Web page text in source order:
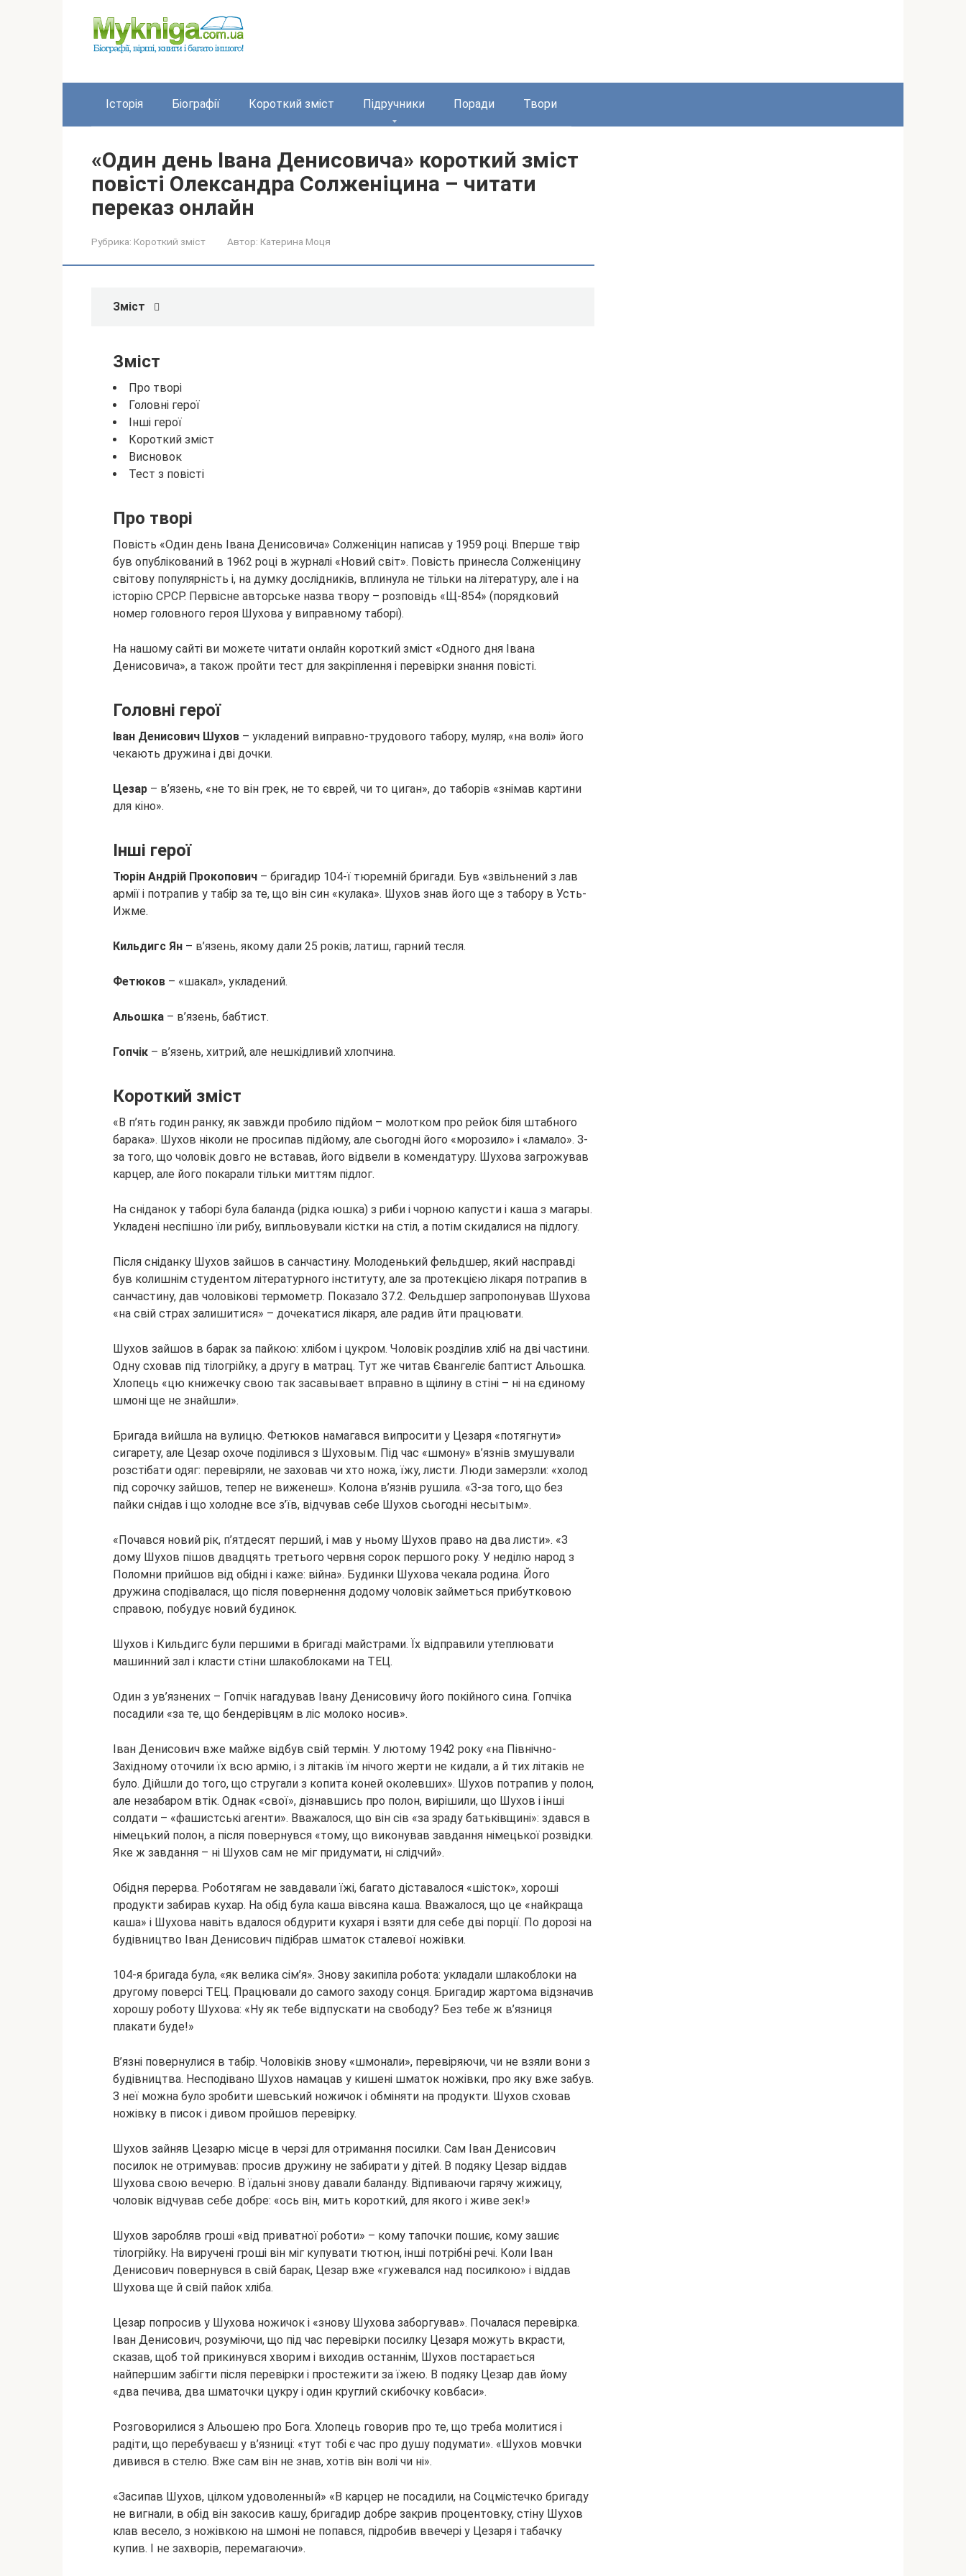
Історія Біографії Короткий зміст Підручники Поради Твори
«Один день Івана Денисовича» короткий зміст
повісті Олександра Солженіцина – читати
переказ онлайн
Рубрика: Короткий зміст Автор: Катерина Моця
Зміст
Зміст
Про творі
Головні герої
Інші герої
Короткий зміст
Висновок
Тест з повісті
Про творі
Повість «Один день Івана Денисовича» Солженіцин написав у 1959 році. Вперше твір
був опублікований в 1962 році в журналі «Новий світ». Повість принесла Солженіцину
світову популярність і, на думку дослідників, вплинула не тільки на літературу, але і на
історію СРСР. Первісне авторське назва твору – розповідь «Щ-854» (порядковий
номер головного героя Шухова у виправному таборі).
На нашому сайті ви можете читати онлайн короткий зміст «Одного дня Івана
Денисовича», а також пройти тест для закріплення і перевірки знання повісті.
Головні герої
Іван Денисович Шухов – укладений виправно-трудового табору, муляр, «на волі» його
чекають дружина і дві дочки.
Цезар – в’язень, «не то він грек, не то єврей, чи то циган», до таборів «знімав картини
для кіно».
Інші герої
Тюрін Андрій Прокопович – бригадир 104-ї тюремній бригади. Був «звільнений з лав
армії і потрапив у табір за те, що він син «кулака». Шухов знав його ще з табору в Усть-
Ижме.
Кильдигс Ян – в’язень, якому дали 25 років; латиш, гарний тесля.
Фетюков – «шакал», укладений.
Альошка – в’язень, бабтист.
Гопчік – в’язень, хитрий, але нешкідливий хлопчина.
Короткий зміст
«В п’ять годин ранку, як завжди пробило підйом – молотком про рейок біля штабного
барака». Шухов ніколи не просипав підйому, але сьогодні його «морозило» і «ламало». З-
за того, що чоловік довго не вставав, його відвели в комендатуру. Шухова загрожував
карцер, але його покарали тільки миттям підлог.
На сніданок у таборі була баланда (рідка юшка) з риби і чорною капусти і каша з магары.
Укладені неспішно їли рибу, випльовували кістки на стіл, а потім скидалися на підлогу.
Після сніданку Шухов зайшов в санчастину. Молоденький фельдшер, який насправді
був колишнім студентом літературного інституту, але за протекцією лікаря потрапив в
санчастину, дав чоловікові термометр. Показало 37.2. Фельдшер запропонував Шухова
«на свій страх залишитися» – дочекатися лікаря, але радив йти працювати.
Шухов зайшов в барак за пайкою: хлібом і цукром. Чоловік розділив хліб на дві частини.
Одну сховав під тілогрійку, а другу в матрац. Тут же читав Євангеліє баптист Альошка.
Хлопець «цю книжечку свою так засавывает вправно в щілину в стіні – ні на єдиному
шмоні ще не знайшли».
Бригада вийшла на вулицю. Фетюков намагався випросити у Цезаря «потягнути»
сигарету, але Цезар охоче поділився з Шуховым. Під час «шмону» в’язнів змушували
розстібати одяг: перевіряли, не заховав чи хто ножа, їжу, листи. Люди замерзли: «холод
під сорочку зайшов, тепер не виженеш». Колона в’язнів рушила. «З-за того, що без
пайки снідав і що холодне все з’їв, відчував себе Шухов сьогодні несытым».
«Почався новий рік, п’ятдесят перший, і мав у ньому Шухов право на два листи». «З
дому Шухов пішов двадцять третього червня сорок першого року. У неділю народ з
Поломни прийшов від обідні і каже: війна». Будинки Шухова чекала родина. Його
дружина сподівалася, що після повернення додому чоловік займеться прибутковою
справою, побудує новий будинок.
Шухов і Кильдигс були першими в бригаді майстрами. Їх відправили утеплювати
машинний зал і класти стіни шлакоблоками на ТЕЦ.
Один з ув’язнених – Гопчік нагадував Івану Денисовичу його покійного сина. Гопчіка
посадили «за те, що бендерівцям в ліс молоко носив».
Іван Денисович вже майже відбув свій термін. У лютому 1942 року «на Північно-
Західному оточили їх всю армію, і з літаків їм нічого жерти не кидали, а й тих літаків не
було. Дійшли до того, що стругали з копита коней околевших». Шухов потрапив у полон,
але незабаром втік. Однак «свої», дізнавшись про полон, вирішили, що Шухов і інші
солдати – «фашистські агенти». Вважалося, що він сів «за зраду батьківщині»: здався в
німецький полон, а після повернувся «тому, що виконував завдання німецької розвідки.
Яке ж завдання – ні Шухов сам не міг придумати, ні слідчий».
Обідня перерва. Роботягам не завдавали їжі, багато діставалося «шісток», хороші
продукти забирав кухар. На обід була каша вівсяна каша. Вважалося, що це «найкраща
каша» і Шухова навіть вдалося обдурити кухаря і взяти для себе дві порції. По дорозі на
будівництво Іван Денисович підібрав шматок сталевої ножівки.
104-я бригада була, «як велика сім’я». Знову закипіла робота: укладали шлакоблоки на
другому поверсі ТЕЦ. Працювали до самого заходу сонця. Бригадир жартома відзначив
хорошу роботу Шухова: «Ну як тебе відпускати на свободу? Без тебе ж в’язниця
плакати буде!»
В’язні повернулися в табір. Чоловіків знову «шмонали», перевіряючи, чи не взяли вони з
будівництва. Несподівано Шухов намацав у кишені шматок ножівки, про яку вже забув.
З неї можна було зробити шевський ножичок і обміняти на продукти. Шухов сховав
ножівку в писок і дивом пройшов перевірку.
Шухов зайняв Цезарю місце в черзі для отримання посилки. Сам Іван Денисович
посилок не отримував: просив дружину не забирати у дітей. В подяку Цезар віддав
Шухова свою вечерю. В їдальні знову давали баланду. Відпиваючи гарячу жижицу,
чоловік відчував себе добре: «ось він, мить короткий, для якого і живе зек!»
Шухов заробляв гроші «від приватної роботи» – кому тапочки пошиє, кому зашиє
тілогрійку. На виручені гроші він міг купувати тютюн, інші потрібні речі. Коли Іван
Денисович повернувся в свій барак, Цезар вже «гужевался над посилкою» і віддав
Шухова ще й свій пайок хліба.
Цезар попросив у Шухова ножичок і «знову Шухова заборгував». Почалася перевірка.
Іван Денисович, розуміючи, що під час перевірки посилку Цезаря можуть вкрасти,
сказав, щоб той прикинувся хворим і виходив останнім, Шухов постарається
найпершим забігти після перевірки і простежити за їжею. В подяку Цезар дав йому
«два печива, два шматочки цукру і один круглий скибочку ковбаси».
Розговорилися з Альошею про Бога. Хлопець говорив про те, що треба молитися і
радіти, що перебуваєш у в’язниці: «тут тобі є час про душу подумати». «Шухов мовчки
дивився в стелю. Вже сам він не знав, хотів він волі чи ні».
«Засипав Шухов, цілком удоволенный» «В карцер не посадили, на Соцмістечко бригаду
не вигнали, в обід він закосив кашу, бригадир добре закрив процентовку, стіну Шухов
клав весело, з ножівкою на шмоні не попався, підробив ввечері у Цезаря і табачку
купив. І не захворів, перемагаючи».